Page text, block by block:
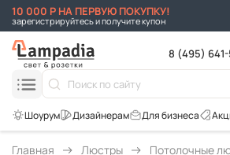
10 000 Р НА ПЕРВУЮ ПОКУПКУ!
зарегистрируйтесь и получите купон
8 (495) 641-
Для бизнеса
Главная Люстры Потолочные